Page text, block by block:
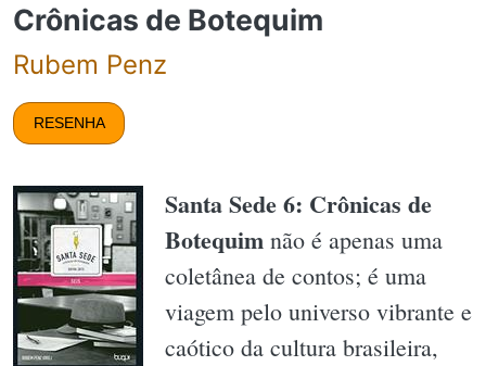
Crônicas de Botequim
Rubem Penz
RESENHA
Santa Sede 6: Crônicas de
Botequim não é apenas uma
coletânea de contos; é uma
viagem pelo universo vibrante e
caótico da cultura brasileira,